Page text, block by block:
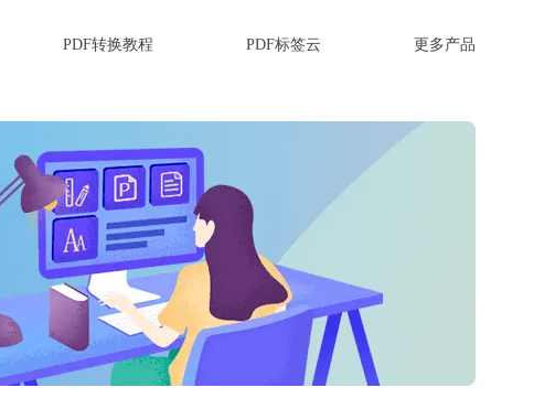
PDF转换教程 PDF标签云 更多产品